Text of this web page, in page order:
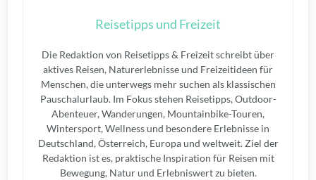
Reisetipps und Freizeit
Die Redaktion von Reisetipps & Freizeit schreibt über
aktives Reisen, Naturerlebnisse und Freizeitideen für
Menschen, die unterwegs mehr suchen als klassischen
Pauschalurlaub. Im Fokus stehen Reisetipps, Outdoor-
Abenteuer, Wanderungen, Mountainbike-Touren,
Wintersport, Wellness und besondere Erlebnisse in
Deutschland, Österreich, Europa und weltweit. Ziel der
Redaktion ist es, praktische Inspiration für Reisen mit
Bewegung, Natur und Erlebniswert zu bieten.